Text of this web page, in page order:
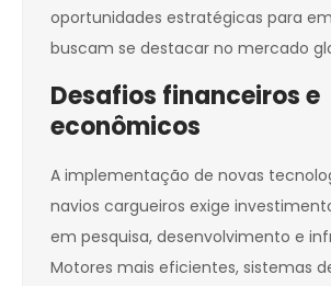
oportunidades estratégicas para
buscam se destacar no mercado
Desafios financeiros e
econômicos
A implementação de novas
navios cargueiros exige
em pesquisa, desenvolvimento e
Motores mais eficientes, sistemas